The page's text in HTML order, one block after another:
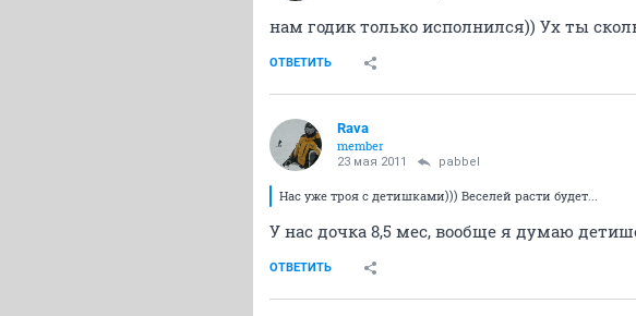
нам годик только исполнился)) Ух ты
ОТВЕТИТЬ
Rava
member
23 мая 2011 pabbel
Нас уже троя с детишками))) Веселей расти будет...
У нас дочка 8,5 мес, вообще я думаю
ОТВЕТИТЬ